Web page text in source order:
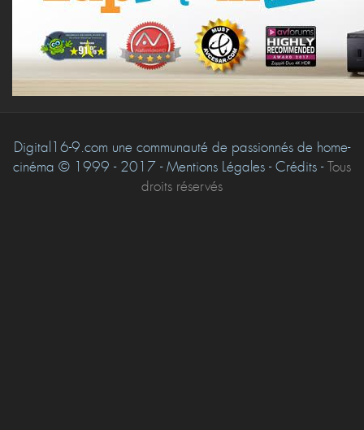
Digital16-9.com une communauté de passionnés de home-
cinéma © 1999 - 2017 - Mentions Légales - Crédits -Tous
droits réservés